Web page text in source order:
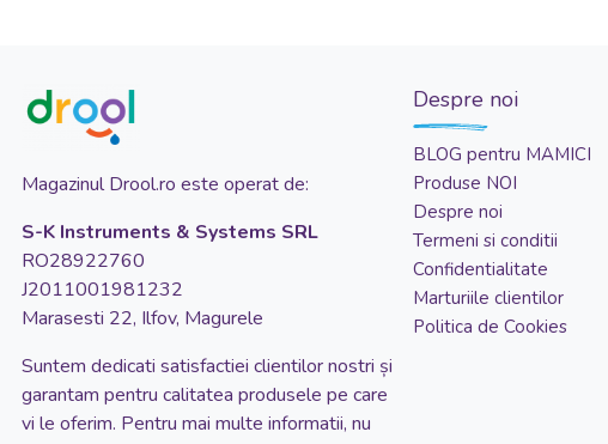
Magazinul Drool.ro este operat de:
S-K Instruments & Systems SRL
RO28922760
J2011001981232
Marasesti 22, Ilfov, Magurele
Suntem dedicati satisfactiei clientilor nostri și
garantam pentru calitatea produsele pe care
vi le oferim. Pentru mai multe informatii, nu
Despre noi
BLOG pentru MAMICI
Produse NOI
Despre noi
Termeni si conditii
Confidentialitate
Marturiile clientilor
Politica de Cookies